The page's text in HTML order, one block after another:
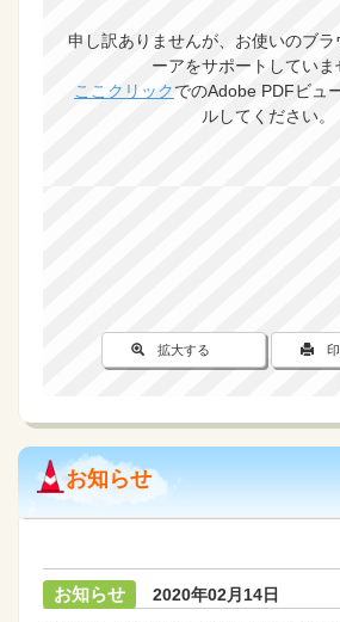
申し訳ありませんが、お使いのブラ
ーアをサポートしていま
ここクリックでのAdobe PDFビュ
ルしてください。
拡大する 印
お知らせ
お知らせ 2020年02月14日